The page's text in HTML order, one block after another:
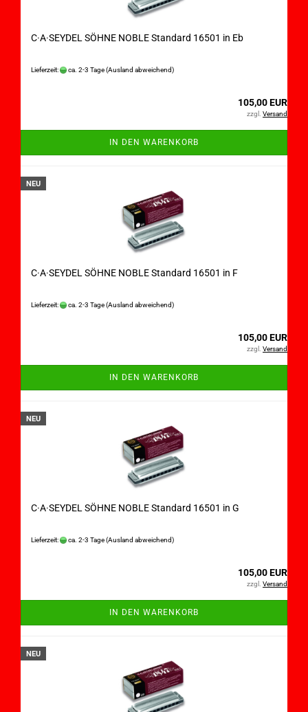
C·A·SEYDEL SÖHNE NOBLE Standard 16501 in Eb
Lieferzeit: ca. 2-3 Tage(Ausland abweichend)
105,00 EUR
zzgl. Versand
IN DEN WARENKORB
NEU
C·A·SEYDEL SÖHNE NOBLE Standard 16501 in F
Lieferzeit: ca. 2-3 Tage(Ausland abweichend)
105,00 EUR
zzgl. Versand
IN DEN WARENKORB
NEU
C·A·SEYDEL SÖHNE NOBLE Standard 16501 in G
Lieferzeit: ca. 2-3 Tage(Ausland abweichend)
105,00 EUR
zzgl. Versand
IN DEN WARENKORB
NEU